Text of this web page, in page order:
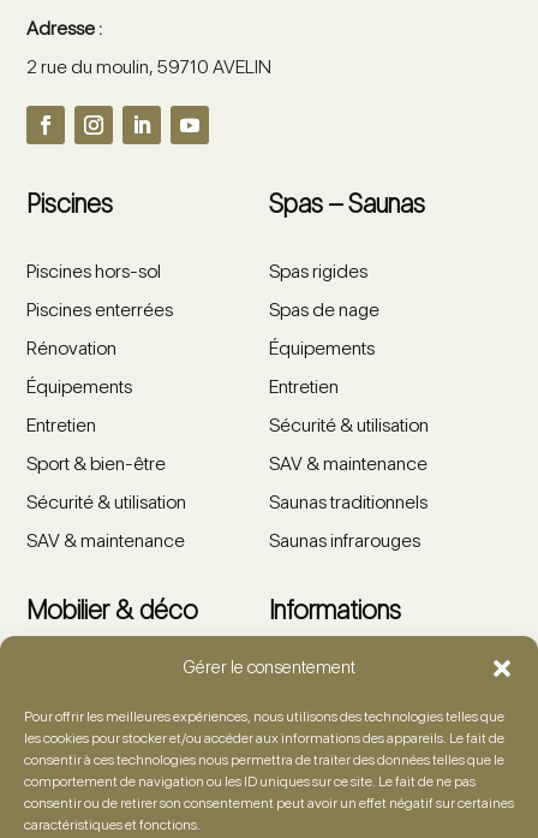
Gérer le consentement
Pour offrir les meilleures expériences, nous utilisons des technologies telles que
les cookies pour stocker et/ou accéder aux informations des appareils. Le fait de
consentir à ces technologies nous permettra de traiter des données telles que le
comportement de navigation ou les ID uniques sur ce site. Le fait de ne pas
consentir ou de retirer son consentement peut avoir un effet négatif sur certaines
caractéristiques et fonctions.
Adresse :
2 rue du moulin, 59710 AVELIN
Piscines
Piscines hors-sol
Piscines enterrées
Rénovation
Équipements
Entretien
Sport & bien-être
Sécurité & utilisation
SAV & maintenance
Spas – Saunas
Spas rigides
Spas de nage
Équipements
Entretien
Sécurité & utilisation
SAV & maintenance
Saunas traditionnels
Saunas infrarouges
Mobilier & déco
Tables & chaises
Détente & lounge
Accessoires
Décoration outdoor
Informations
Showroom
Artiste
Foire aux questions
Demande de devis